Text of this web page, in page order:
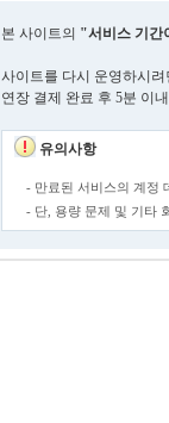
본 사이트의 "서비스 기간
사이트를 다시 운영하시
연장 결제 완료 후 5분 이
유의사항
- 만료된 서비스의 계정
- 단, 용량 문제 및 기타